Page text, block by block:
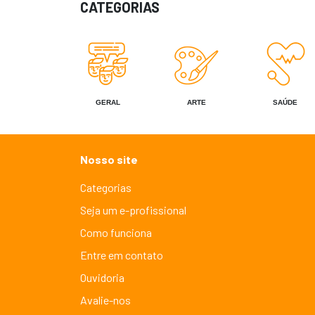
CATEGORIAS
GERAL ARTE SAÚDE
Nosso site
Categorias
Seja um e-profissional
Como funciona
Entre em contato
Ouvidoria
Avalie-nos